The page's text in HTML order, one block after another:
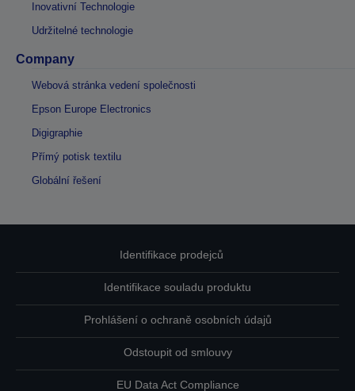
Inovativní Technologie
Udržitelné technologie
Company
Webová stránka vedení společnosti
Epson Europe Electronics
Digigraphie
Přímý potisk textilu
Globální řešení
Identifikace prodejců
Identifikace souladu produktu
Prohlášení o ochraně osobních údajů
Odstoupit od smlouvy
EU Data Act Compliance